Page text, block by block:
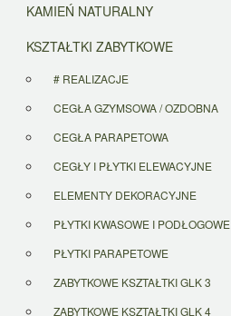
KAMIEŃ NATURALNY
KSZTAŁTKI ZABYTKOWE
# REALIZACJE
CEGŁA GZYMSOWA / OZDOBNA
CEGŁA PARAPETOWA
CEGŁY I PŁYTKI ELEWACYJNE
ELEMENTY DEKORACYJNE
PŁYTKI KWASOWE I PODŁOGOWE
PŁYTKI PARAPETOWE
ZABYTKOWE KSZTAŁTKI GLK 3
ZABYTKOWE KSZTAŁTKI GLK 4